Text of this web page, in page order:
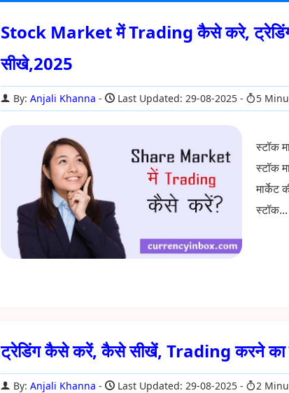
Stock Market में Trading कैसे करे,
सीखे,2025
By:Anjali Khanna Last Updated: 29-08-2025 5
स्टॉक
स्टॉक
मार्केट
स्टॉक...
ट्रेडिंग कैसे करें, कैसे सीखें, Trading करने का
By:Anjali Khanna Last Updated: 29-08-2025 2